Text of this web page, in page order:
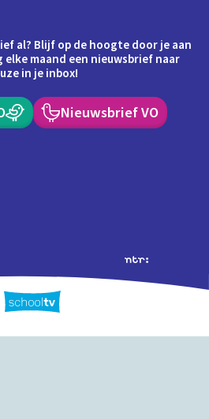
al? Blijf op de hoogte door je aan
maand een nieuwsbrief naar
in je inbox!
Nieuwsbrief VO